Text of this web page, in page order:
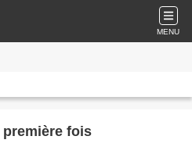
MENU
fois